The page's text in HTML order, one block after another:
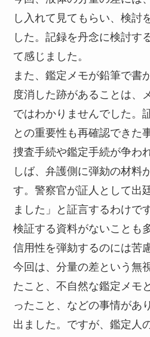
し入れて見てもらい、検討
した。記録を丹念に検討す
て感じました。
また、鑑定メモが鉛筆で書
度消した跡があることは、
ではわかりませんでした。
との重要性も再確認できた
捜査手続や鑑定手続が争わ
しば、弁護側に弾劾の材料
す。警察官が証人として出
ました」と証言するわけで
検証する資料がないことも
信用性を弾劾するのには苦
今回は、分量の差という無
たこと、不自然な鑑定メモ
ったこと、などの事情があ
出ました。ですが、鑑定人